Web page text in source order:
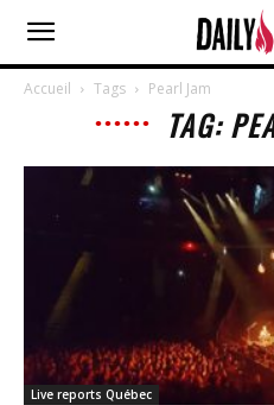
Accueil Tags Pearl Jam
TAG:
Live reports Québec